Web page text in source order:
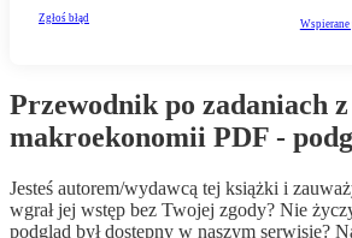
Przewodnik po zadaniach z
makroekonomii PDF -
Jesteś autorem/wydawcą tej książki i
wgrał jej wstęp bez Twojej zgody? Nie
podgląd był dostępny w naszym serwisie?